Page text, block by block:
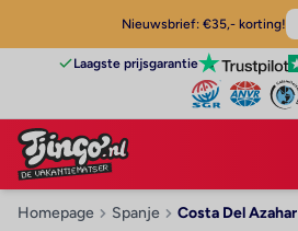
Nieuwsbrief: €35,- korting!
Laagste prijsgarantie
Homepage Spanje Costa Del Azahar